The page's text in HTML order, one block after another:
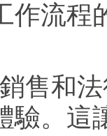
作流程
售和
驗。這